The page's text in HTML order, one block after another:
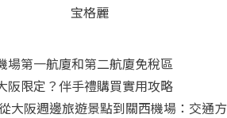
宝格麗
場第一航廈和第二航廈免稅區
阪限定？伴手禮購買實用攻略
大阪週邊旅遊景點到關西機場：交通